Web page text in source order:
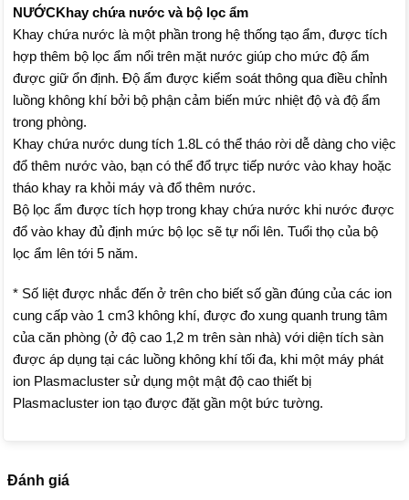
NƯỚCKhay chứa nước và bộ lọc ẩm
Khay chứa nước là một phần trong hệ thống tạo ẩm, được tích
hợp thêm bộ lọc ẩm nổi trên mặt nước giúp cho mức độ ẩm
được giữ ổn định. Độ ẩm được kiểm soát thông qua điều chỉnh
luồng không khí bởi bộ phận cảm biến mức nhiệt độ và độ ẩm
trong phòng.
Khay chứa nước dung tích 1.8L có thể tháo rời dễ dàng cho việc
đổ thêm nước vào, bạn có thể đổ trực tiếp nước vào khay hoặc
tháo khay ra khỏi máy và đổ thêm nước.
Bộ lọc ẩm được tích hợp trong khay chứa nước khi nước được
đổ vào khay đủ định mức bộ lọc sẽ tự nổi lên. Tuổi thọ của bộ
lọc ẩm lên tới 5 năm.
* Số liệt được nhắc đến ở trên cho biết số gần đúng của các ion
cung cấp vào 1 cm3 không khí, được đo xung quanh trung tâm
của căn phòng (ở độ cao 1,2 m trên sàn nhà) với diện tích sàn
được áp dụng tại các luồng không khí tối đa, khi một máy phát
ion Plasmacluster sử dụng một mật độ cao thiết bị
Plasmacluster ion tạo được đặt gần một bức tường.
Đánh giá